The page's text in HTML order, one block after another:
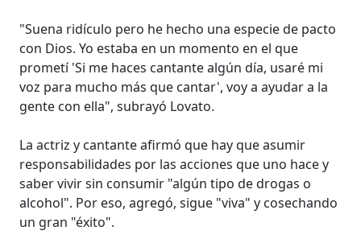
"Suena ridículo pero he hecho una especie de pacto
con Dios. Yo estaba en un momento en el que
prometí 'Si me haces cantante algún día, usaré mi
voz para mucho más que cantar', voy a ayudar a la
gente con ella", subrayó Lovato.
La actriz y cantante afirmó que hay que asumir
responsabilidades por las acciones que uno hace y
saber vivir sin consumir "algún tipo de drogas o
alcohol". Por eso, agregó, sigue "viva" y cosechando
un gran "éxito".